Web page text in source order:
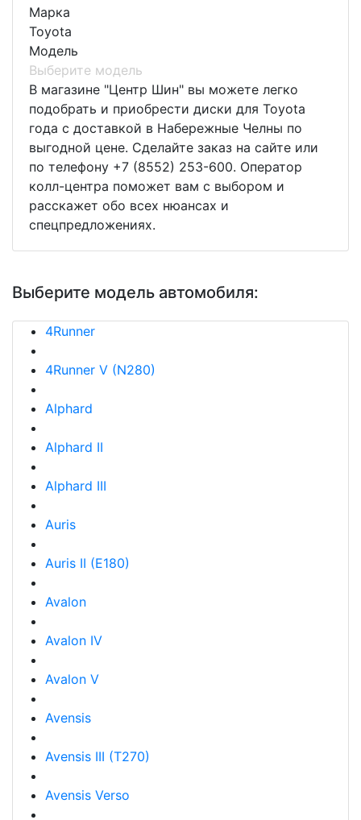
Марка
Toyota
Модель
Выберите модель
В магазине "Центр Шин" вы можете легко
подобрать и приобрести диски для Toyota
года с доставкой в Набережные Челны по
выгодной цене. Сделайте заказ на сайте или
по телефону +7 (8552) 253-600. Оператор
колл-центра поможет вам с выбором и
расскажет обо всех нюансах и
спецпредложениях.
Выберите модель автомобиля:
4Runner
4Runner V (N280)
Alphard
Alphard II
Alphard III
Auris
Auris II (E180)
Avalon
Avalon IV
Avalon V
Avensis
Avensis III (T270)
Avensis Verso